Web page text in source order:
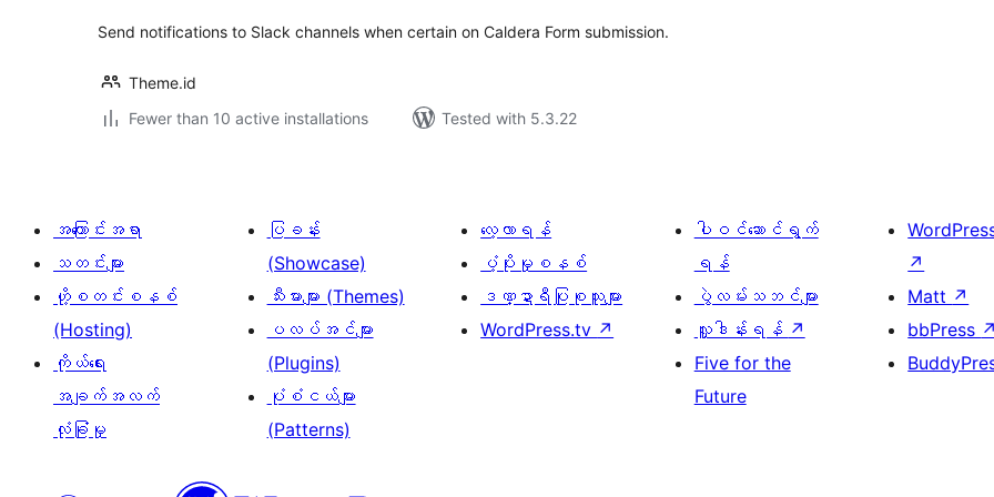
Send notifications to Slack channels when certain on Caldera Form submission.
Theme.id
Fewer than 10 active installations
Tested with 5.3.22
အကြောင်းအရာ
သတင်းများ
ဟို့စတင်းစနစ်
(Hosting)
ကိုယ်ရေး
အချက်အလက်
လုံခြုံမှု
ပြခန်း
(Showcase)
သီးမားများ (Themes)
ပလပ်အင်များ
(Plugins)
ပုံစံငယ်များ
(Patterns)
လေ့လာရန်
ပံ့ပိုးမှုစနစ်
ဒဏ္ဍာရီပြုစုသူများ
WordPress.tv ↗
ပါဝင်ဆောင်ရွက်
ရန်
ပွဲလမ်းသဘင်များ
လှူဒါန်းရန် ↗
Five for the
Future
↗
Matt ↗
bbPress ↗